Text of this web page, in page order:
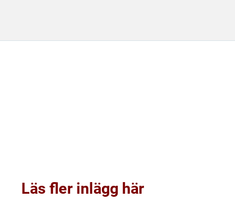
Läs fler inlägg här